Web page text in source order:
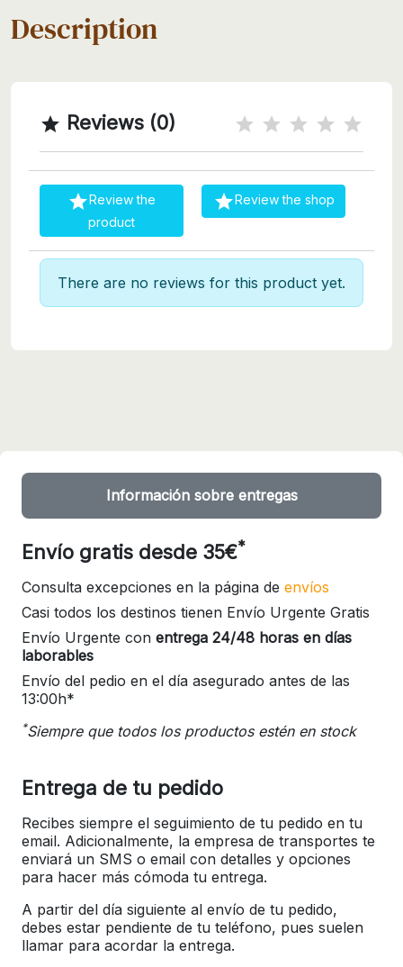
Description
 Reviews (0)
Review the
product
Review the shop
There are no reviews for this product yet.
Información sobre entregas
Envío gratis desde 35€*
Consulta excepciones en la página de envíos
Casi todos los destinos tienen Envío Urgente Gratis
Envío Urgente con entrega 24/48 horas en días
laborables
Envío del pedio en el día asegurado antes de las
13:00h*
*Siempre que todos los productos estén en stock
Entrega de tu pedido
Recibes siempre el seguimiento de tu pedido en tu
email. Adicionalmente, la empresa de transportes te
enviará un SMS o email con detalles y opciones
para hacer más cómoda tu entrega.
A partir del día siguiente al envío de tu pedido,
debes estar pendiente de tu teléfono, pues suelen
llamar para acordar la entrega.